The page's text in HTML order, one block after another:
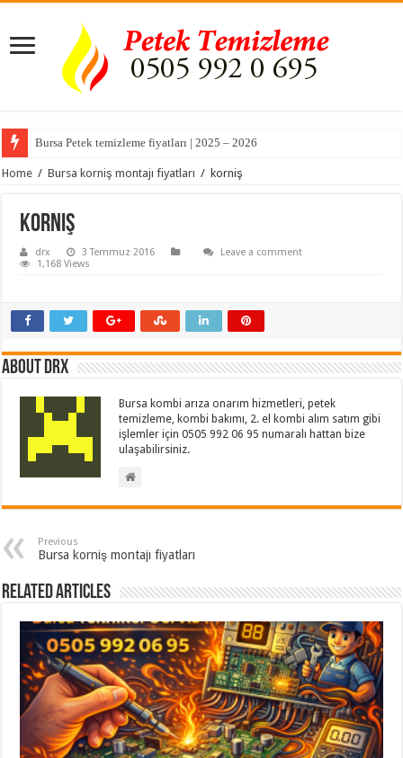
Bursa Petek temizleme fiyatları | 2025 – 2026
Home / Bursa korniş montajı fiyatları / korniş
korniş
drx 3 Temmuz 2016
Leave a comment
1,168 Views
About drx
Bursa kombi arıza onarım hizmetleri, petek
temizleme, kombi bakımı, 2. el kombi alım satım gibi
işlemler için 0505 992 06 95 numaralı hattan bize
ulaşabilirsiniz.
Previous
Bursa korniş montajı fiyatları
Related Articles